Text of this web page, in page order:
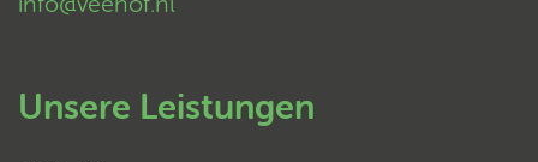
Unsere Leistungen